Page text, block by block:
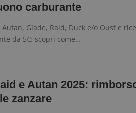
carburante
Glade, Raid, Duck e/o Oust e
da 5€: scopri come…
e Autan 2025:
zanzare